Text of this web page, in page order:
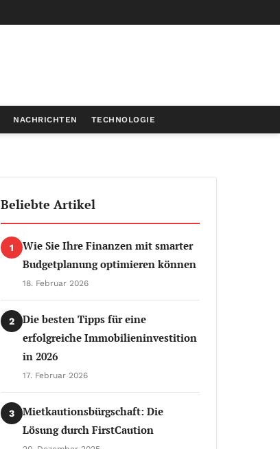
NACHRICHTEN TECHNOLOGIE
Beliebte Artikel
1
Wie Sie Ihre Finanzen mit smarter
Budgetplanung optimieren können
18. Februar 2026
2
Die besten Tipps für eine
erfolgreiche Immobilieninvestition
in 2026
17. Februar 2026
3
Mietkautionsbürgschaft: Die
Lösung durch FirstCaution